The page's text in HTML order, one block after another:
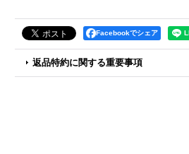
Facebookでシェア
返品特約に関する重要事項